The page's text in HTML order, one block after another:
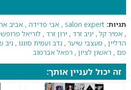
תגיות: salon expert
, אבי פדידה , אביב
, אמיר קל , יניב זרד , ירון זרד , לוריאל
הדליין , מעצבי שיער , נדב ועמית סונגו , ניב
פם , ראשון לציון , רפאל אברמוב
זה יכול לעניין אותך: